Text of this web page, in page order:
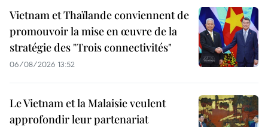
Vietnam et Thaïlande conviennent de
promouvoir la mise en œuvre de la
stratégie des "Trois connectivités"
06/08/2026 13:52
Le Vietnam et la Malaisie veulent
approfondir leur partenariat